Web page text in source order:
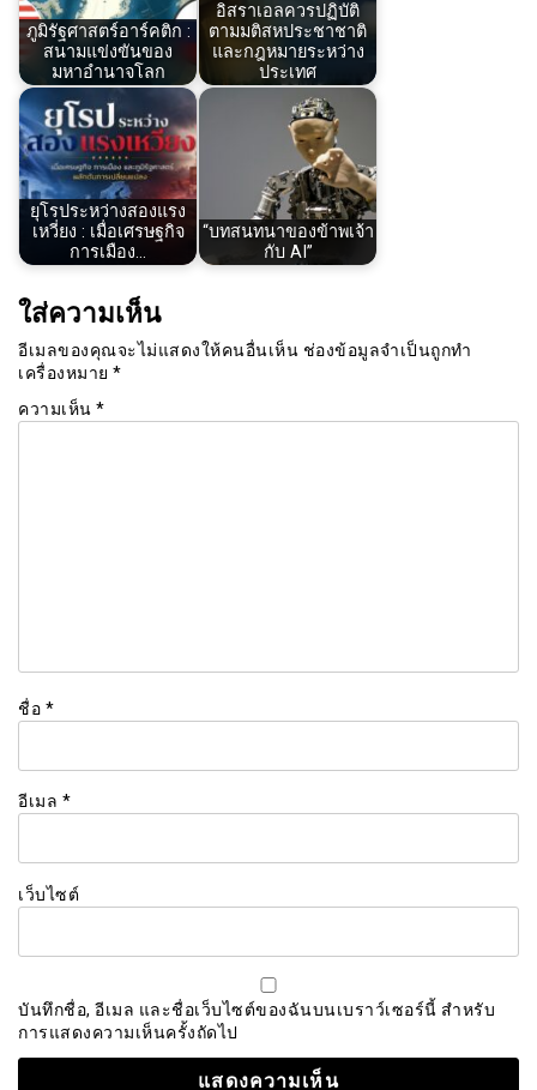
ภูมิรัฐศาสตร์อาร์คติก :
สนามแข่งขันของ
มหาอำนาจโลก
อิสราเอลควรปฏิบัติ
ตามมติสหประชาชาติ
และกฎหมายระหว่าง
ประเทศ
ยุโรประหว่างสองแรง
เหวี่ยง : เมื่อเศรษฐกิจ
การเมือง…
“บทสนทนาของข้าพเจ้า
กับ AI”
ใส่ความเห็น
อีเมลของคุณจะไม่แสดงให้คนอื่นเห็น ช่องข้อมูลจำเป็นถูกทำ
เครื่องหมาย *
ความเห็น *
ชื่อ *
อีเมล *
เว็บไซต์
บันทึกชื่อ, อีเมล และชื่อเว็บไซต์ของฉันบนเบราว์เซอร์นี้ สำหรับ
การแสดงความเห็นครั้งถัดไป